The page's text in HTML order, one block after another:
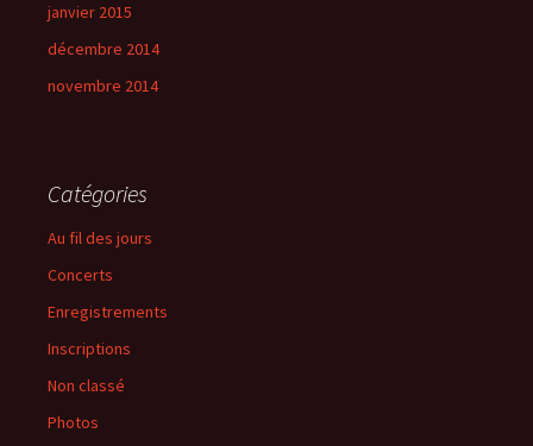
janvier 2015
décembre 2014
novembre 2014
Catégories
Au fil des jours
Concerts
Enregistrements
Inscriptions
Non classé
Photos